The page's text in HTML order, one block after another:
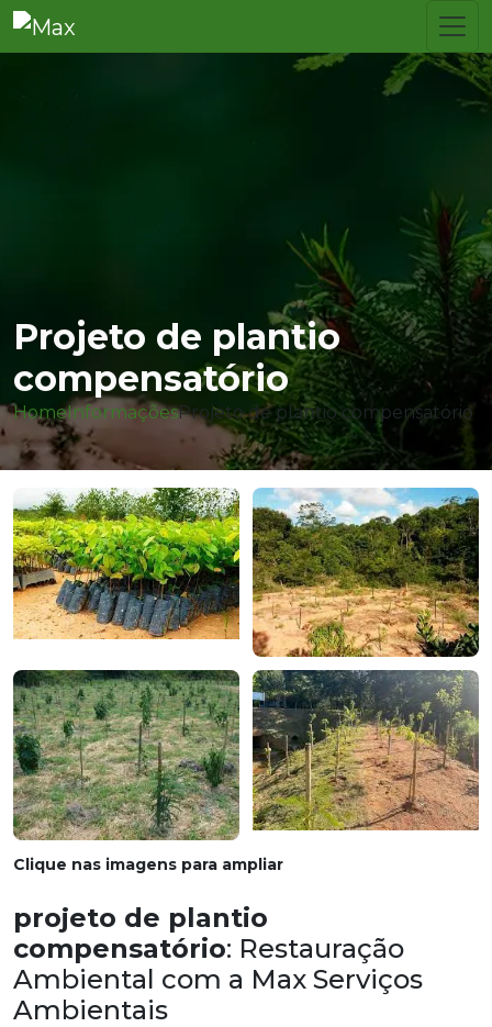
Projeto de plantio
compensatório
HomeInformaçõesProjeto de plantio compensatório
Clique nas imagens para ampliar
projeto de plantio
compensatório: Restauração
Ambiental com a Max Serviços
Ambientais